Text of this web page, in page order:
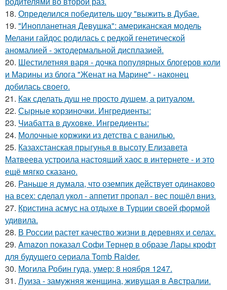
18. Определился победитель шоу "выжить в Дубае.
19. "Инопланетная Девушка": американская модель
Мелани гайдос родилась с редкой генетической
аномалией - эктодермальной дисплазией.
20. Шестилетняя варя - дочка популярных блогеров коли
и Марины из блога "Женат на Марине" - наконец
добилась своего.
21. Как сделать душ не просто душем, а ритуалом.
22. Сырные корзиночки. Ингредиенты:
23. Чиабатта в духовке. Ингредиенты:
24. Молочные коржики из детства с ванилью.
25. Казахстанская прыгунья в высоту Елизавета
Матвеева устроила настоящий хаос в интернете - и это
ещё мягко сказано.
26. Раньше я думала, что оземпик действует одинаково
на всех: сделал укол - аппетит пропал - вес пошёл вниз.
27. Кристина асмус на отдыхе в Турции своей формой
удивила.
28. В России растет качество жизни в деревнях и селах.
29. Amazon показал Софи Тернер в образе Лары крофт
для будущего сериала Tomb Raider.
30. Могила Робин гуда, умер: 8 ноября 1247.
31. Луиза - замужняя женщина, живущая в Австралии.